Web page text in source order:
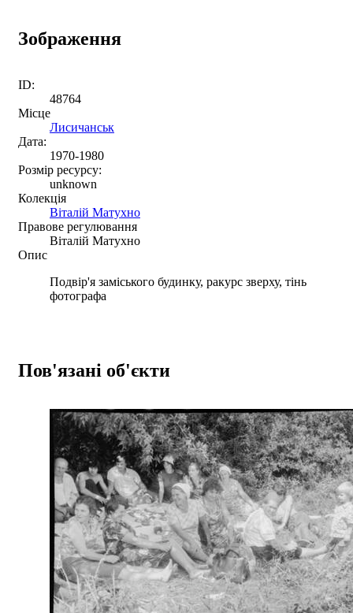
Зображення
ID:
48764
Місце
Лисичанськ
Дата:
1970-1980
Розмір ресурсу:
unknown
Колекція
Віталій Матухно
Правове регулювання
Віталій Матухно
Опис
Подвір'я заміського будинку, ракурс зверху, тінь
фотографа
Пов'язані об'єкти